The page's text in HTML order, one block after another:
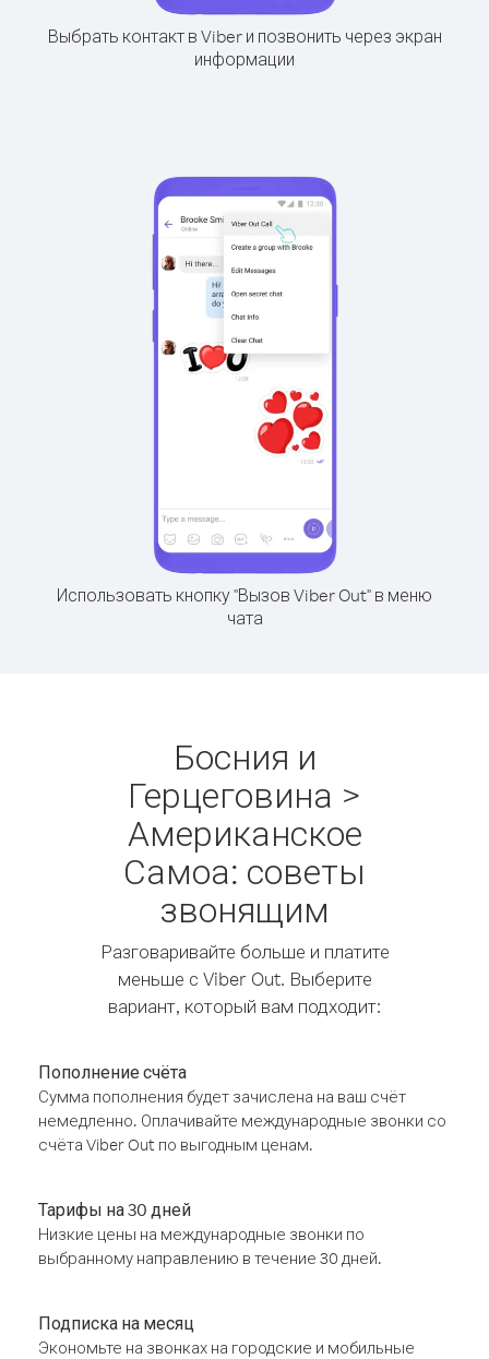
Выбрать контакт в Viber и позвонить через экран
информации
Использовать кнопку "Вызов Viber Out" в меню
чата
Босния и
Герцеговина >
Американское
Самоа: советы
звонящим
Разговаривайте больше и платите
меньше с Viber Out. Выберите
вариант, который вам подходит:
Пополнение счёта
Сумма пополнения будет зачислена на ваш счёт
немедленно. Оплачивайте международные звонки со
счёта Viber Out по выгодным ценам.
Тарифы на 30 дней
Низкие цены на международные звонки по
выбранному направлению в течение 30 дней.
Подписка на месяц
Экономьте на звонках на городские и мобильные